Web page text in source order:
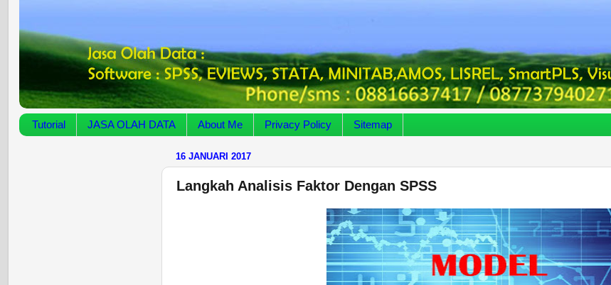
Tutorial JASA OLAH DATA About Me Privacy Policy Sitemap
16 JANUARI 2017
Langkah Analisis Faktor Dengan SPSS